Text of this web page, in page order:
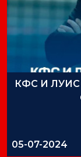
КФС И
05-07-2024